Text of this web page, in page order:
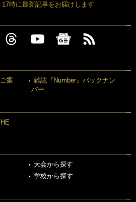
時に最新記事をお届けします
案
雑誌『Number』バックナン
バー
大会から探す
学校から探す